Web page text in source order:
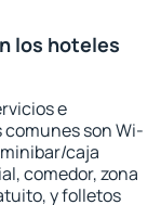
los hoteles
e
comunes son Wi-
caja
comedor, zona
y folletos